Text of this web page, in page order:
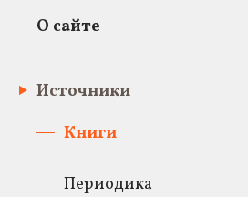
О сайте
Источники
Книги
Периодика